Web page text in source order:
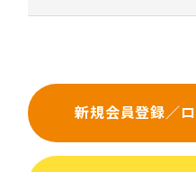
新規会員登録／